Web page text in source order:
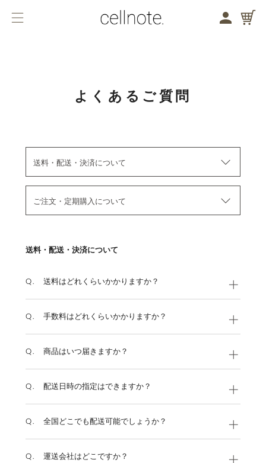
フェムケア
バストケア
ブランドコンセプト
ご利用ガイド
定期購入について
よくあるご質問
お問い合わせ
よくあるご質問
送料・配送・決済について
ご注文・定期購入について
送料・配送・決済について
Q. 送料はどれくらいかかりますか？
Q. 手数料はどれくらいかかりますか？
Q. 商品はいつ届きますか？
Q. 配送日時の指定はできますか？
Q. 全国どこでも配送可能でしょうか？
Q. 運送会社はどこですか？